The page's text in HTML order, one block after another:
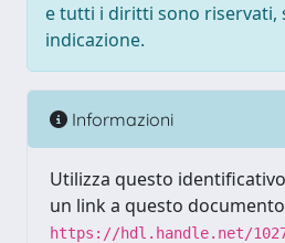
e tutti i diritti sono riservati,
indicazione.
Informazioni
Utilizza questo
un link a questo
https://hdl.handle.net/